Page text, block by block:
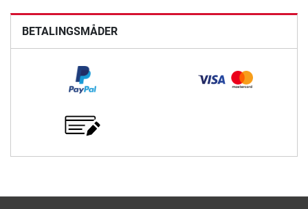
BETALINGSMÅDER